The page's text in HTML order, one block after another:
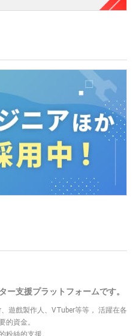
支援プラットフォームです。
遊戲製作人、VTuber等等， 活躍在各
的資金。